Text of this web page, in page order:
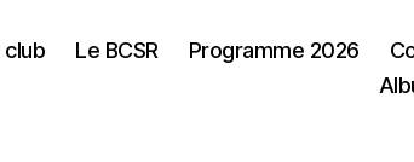
club Le BCSR Programme 2026